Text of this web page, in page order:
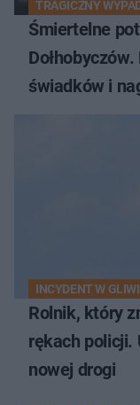
TRAGICZNY
Śmiertelne
świadków i
INCYDENT W
Rolnik, który
rękach policji.
nowej drogi